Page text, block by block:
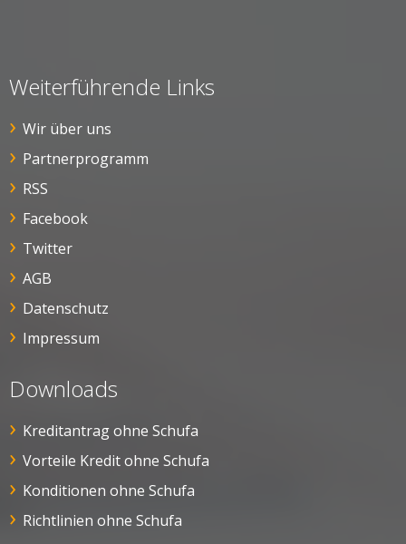
Weiterführende Links
Wir über uns
Partnerprogramm
RSS
Facebook
Twitter
AGB
Datenschutz
Impressum
Downloads
Kreditantrag ohne Schufa
Vorteile Kredit ohne Schufa
Konditionen ohne Schufa
Richtlinien ohne Schufa